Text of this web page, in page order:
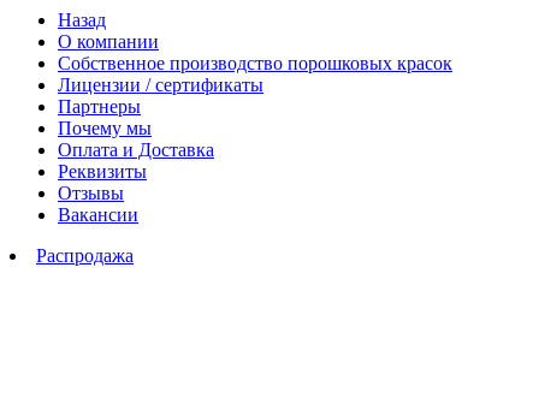
Назад
О компании
Собственное производство порошковых красок
Лицензии / сертификаты
Партнеры
Почему мы
Оплата и Доставка
Реквизиты
Отзывы
Вакансии
Распродажа